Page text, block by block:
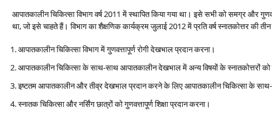
आपातकालीन चिकित्सा विभाग वर्ष 2011 में स्थापित किया गया था। इसे सभी को समग्र और
था, जो इसे चाहते हैं। विभाग का शैक्षणिक कार्यक्रम जुलाई 2012 में प्रति वर्ष स्नातकोत्तर की
आपातकालीन चिकित्सा विभाग में गुणवत्तापूर्ण रोगी देखभाल प्रदान करना।
आपातकालीन चिकित्सा के साथ-साथ आपातकालीन देखभाल में अन्य विषयों के स्नातकोत्तरों को
इष्टतम आपातकालीन और तीव्र देखभाल प्रदान करने के लिए आपातकालीन चिकित्सा के साथ-
स्नातक चिकित्सा और नर्सिंग छात्रों को गुणवत्तापूर्ण शिक्षा प्रदान करना।